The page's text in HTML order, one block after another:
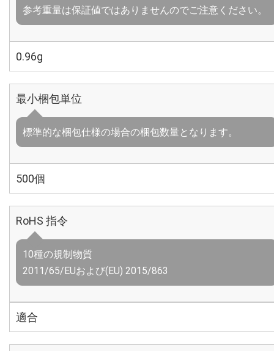
参考重量は保証値ではありませんのでご注意ください。
0.96g
最小梱包単位
標準的な梱包仕様の場合の梱包数量となります。
500個
RoHS 指令
10種の規制物質
2011/65/EUおよび(EU) 2015/863
適合